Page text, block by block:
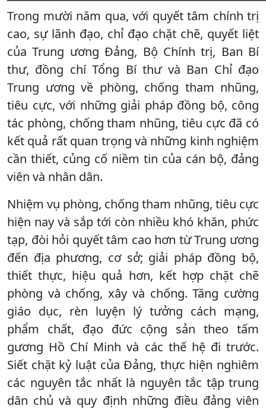
Trong mười năm qua, với quyết tâm chính trị
cao, sự lãnh đạo, chỉ đạo chặt chẽ, quyết liệt
của Trung ương Đảng, Bộ Chính trị, Ban Bí
thư, đồng chí Tổng Bí thư và Ban Chỉ đạo
Trung ương về phòng, chống tham nhũng,
tiêu cực, với những giải pháp đồng bộ, công
tác phòng, chống tham nhũng, tiêu cực đã có
kết quả rất quan trọng và những kinh nghiệm
cần thiết, củng cố niềm tin của cán bộ, đảng
viên và nhân dân.
Nhiệm vụ phòng, chống tham nhũng, tiêu cực
hiện nay và sắp tới còn nhiều khó khăn, phức
tạp, đòi hỏi quyết tâm cao hơn từ Trung ương
đến địa phương, cơ sở; giải pháp đồng bộ,
thiết thực, hiệu quả hơn, kết hợp chặt chẽ
phòng và chống, xây và chống. Tăng cường
giáo dục, rèn luyện lý tưởng cách mạng,
phẩm chất, đạo đức cộng sản theo tấm
gương Hồ Chí Minh và các thế hệ đi trước.
Siết chặt kỷ luật của Đảng, thực hiện nghiêm
các nguyên tắc nhất là nguyên tắc tập trung
dân chủ và quy định những điều đảng viên